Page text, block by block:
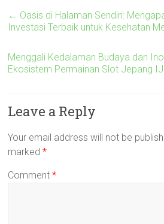
← Oasis di Halaman Sendiri:
Investasi Terbaik untuk Kesehatan
Menggali Kedalaman Budaya dan
Ekosistem Permainan Slot Jepang
Leave a Reply
Your email address will not be
marked*
Comment*